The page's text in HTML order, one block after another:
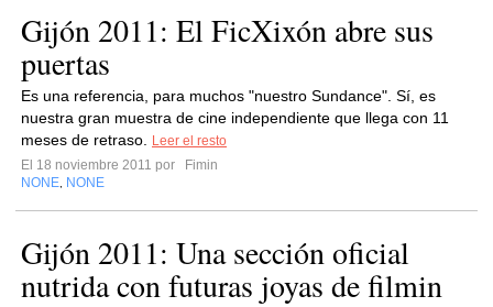
Gijón 2011: El FicXixón abre sus
puertas
Es una referencia, para muchos "nuestro Sundance". Sí, es
nuestra gran muestra de cine independiente que llega con 11
meses de retraso.
Leer el resto
El 18 noviembre 2011 por
Fimin
NONE NONE
Gijón 2011: Una sección oficial
nutrida con futuras joyas de filmin